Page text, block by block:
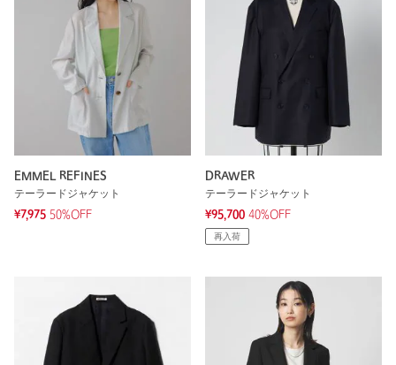
EMMEL REFINES
テーラードジャケット
¥7,975 50%OFF
DRAWER
テーラードジャケット
¥95,700 40%OFF
再入荷